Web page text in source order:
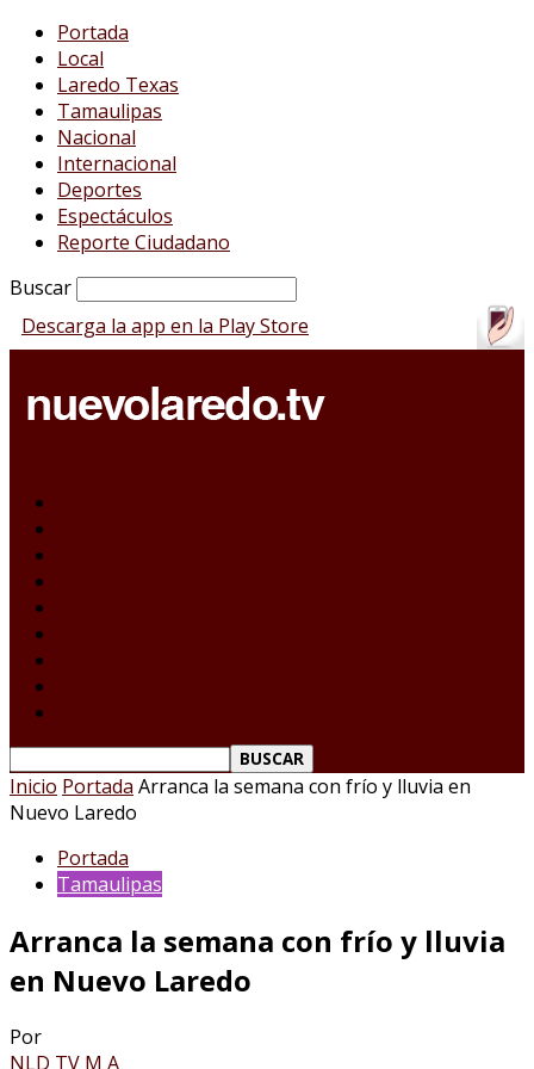
Portada
Local
Laredo Texas
Tamaulipas
Nacional
Internacional
Deportes
Espectáculos
Reporte Ciudadano
Buscar
Descarga la app en la Play Store
Inicio Portada Arranca la semana con frío y lluvia en
Nuevo Laredo
Portada
Tamaulipas
Arranca la semana con frío y lluvia
en Nuevo Laredo
Por
NLD TV M A